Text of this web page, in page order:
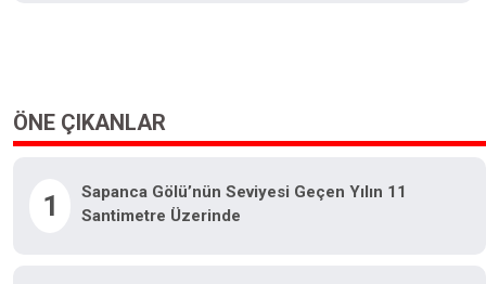
ÖNE ÇIKANLAR
1
Sapanca Gölü’nün Seviyesi Geçen Yılın 11
Santimetre Üzerinde